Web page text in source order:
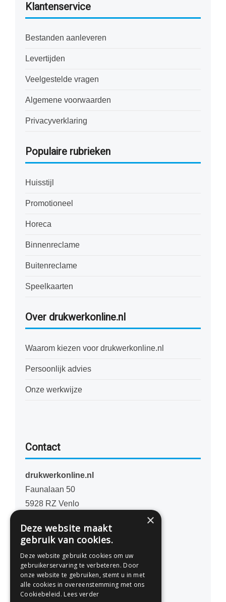
Klantenservice
Bestanden aanleveren
Levertijden
Veelgestelde vragen
Algemene voorwaarden
Privacyverklaring
Populaire rubrieken
Huisstijl
Promotioneel
Horeca
Binnenreclame
Buitenreclame
Speelkaarten
Over drukwerkonline.nl
Waarom kiezen voor drukwerkonline.nl
Persoonlijk advies
Onze werkwijze
Contact
drukwerkonline.nl
Faunalaan 50
5928 RZ Venlo
077 - 741 07 41
info@drukwerkonline.nl
KvK 12053217
×
Deze website maakt
gebruik van cookies.
Deze website gebruikt cookies om uw
gebruikerservaring te verbeteren. Door
onze website te gebruiken, stemt u in met
alle cookies in overeenstemming met ons
Cookiebeleid. Lees verder